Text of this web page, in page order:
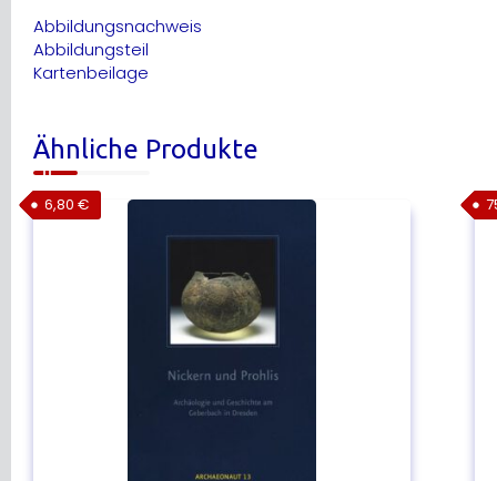
Abbildungsnachweis
Abbildungsteil
Kartenbeilage
Ähnliche Produkte
6,80 €